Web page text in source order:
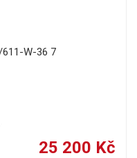
25 200 Kč